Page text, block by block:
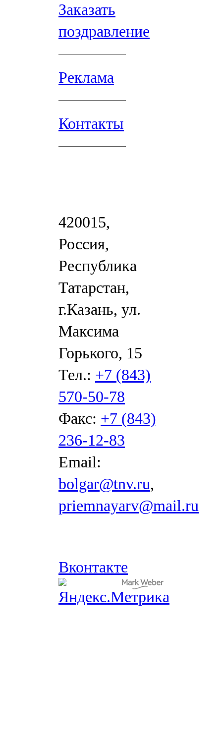
Заказать
поздравление
Реклама
Контакты
420015,
Россия,
Республика
Татарстан,
г.Казань, ул.
Максима
Горького, 15
Тел.: +7 (843)
570-50-78
Факс: +7 (843)
236-12-83
Email:
bolgar@tnv.ru,
priemnayarv@mail.ru
Вконтакте